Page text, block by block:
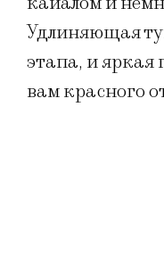
Удлиняющая
этапа, и яркая
вам красного